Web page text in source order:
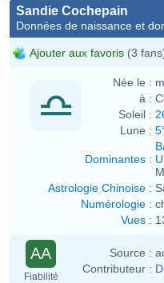
Sandie Cochepain
Données de naissance et
Ajouter aux favoris (3
Née le :
à :
Soleil :
Lune :
Dominantes :
Astrologie Chinoise :
Numérologie :
Vues :
AA
Fiabilité
Source :
Contributeur :